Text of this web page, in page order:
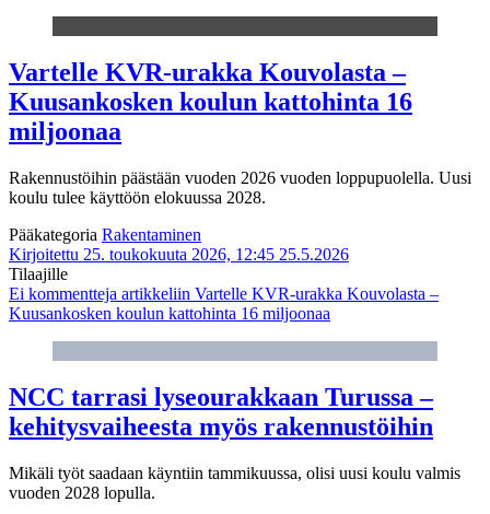
Vartelle KVR-urakka Kouvolasta –
Kuusankosken koulun kattohinta 16
miljoonaa
Rakennustöihin päästään vuoden 2026 vuoden loppupuolella. Uusi
koulu tulee käyttöön elokuussa 2028.
Pääkategoria Rakentaminen
Kirjoitettu 25. toukokuuta 2026, 12:45 25.5.2026
Tilaajille
Ei kommentteja artikkeliin Vartelle KVR-urakka Kouvolasta –
Kuusankosken koulun kattohinta 16 miljoonaa
NCC tarrasi lyseourakkaan Turussa –
kehitysvaiheesta myös rakennustöihin
Mikäli työt saadaan käyntiin tammikuussa, olisi uusi koulu valmis
vuoden 2028 lopulla.